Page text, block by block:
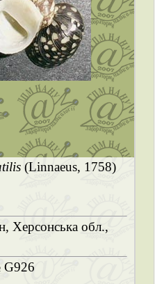
(Linnaeus, 1758)
Херсонська обл.,